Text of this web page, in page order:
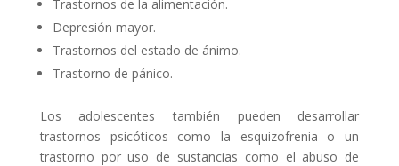
Trastornos de la alimentación.
Depresión mayor.
Trastornos del estado de ánimo.
Trastorno de pánico.
Los adolescentes también pueden desarrollar
trastornos psicóticos como la esquizofrenia o un
trastorno por uso de sustancias como el abuso de